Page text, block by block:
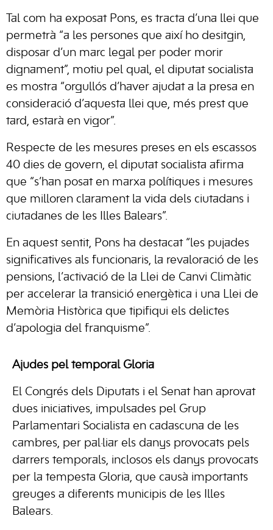
Tal com ha exposat Pons, es tracta d’una llei que
permetrà “a les persones que així ho desitgin,
disposar d’un marc legal per poder morir
dignament”, motiu pel qual, el diputat socialista
es mostra “orgullós d’haver ajudat a la presa en
consideració d’aquesta llei que, més prest que
tard, estarà en vigor”.
Respecte de les mesures preses en els escassos
40 dies de govern, el diputat socialista afirma
que “s’han posat en marxa polítiques i mesures
que milloren clarament la vida dels ciutadans i
ciutadanes de les Illes Balears”.
En aquest sentit, Pons ha destacat “les pujades
significatives als funcionaris, la revaloració de les
pensions, l’activació de la Llei de Canvi Climàtic
per accelerar la transició energètica i una Llei de
Memòria Històrica que tipifiqui els delictes
d’apologia del franquisme”.
Ajudes pel temporal Gloria
El Congrés dels Diputats i el Senat han aprovat
dues iniciatives, impulsades pel Grup
Parlamentari Socialista en cadascuna de les
cambres, per pal·liar els danys provocats pels
darrers temporals, inclosos els danys provocats
per la tempesta Gloria, que causà importants
greuges a diferents municipis de les Illes
Balears.